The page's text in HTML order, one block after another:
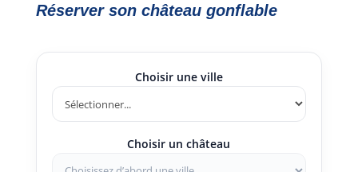
Réserver son château gonflable
Choisir une ville
Choisir un château